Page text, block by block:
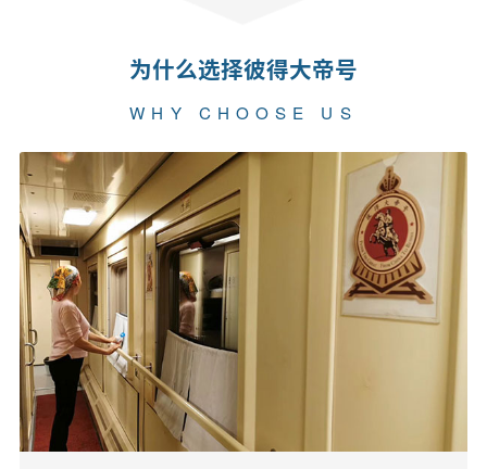
为什么选择彼得大帝号
WHY CHOOSE US